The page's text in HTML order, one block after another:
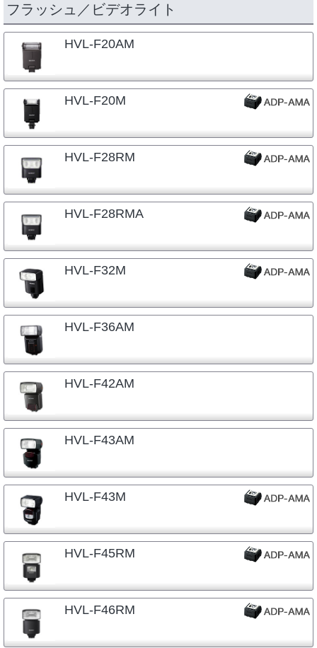
フラッシュ／ビデオライト
HVL-F20AM
HVL-F20M
HVL-F28RM
HVL-F28RMA
HVL-F32M
HVL-F36AM
HVL-F42AM
HVL-F43AM
HVL-F43M
HVL-F45RM
HVL-F46RM